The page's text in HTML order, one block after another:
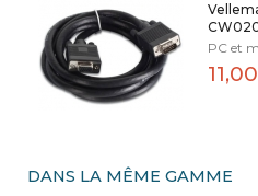
PC et
DANS LA MÊME GAMME